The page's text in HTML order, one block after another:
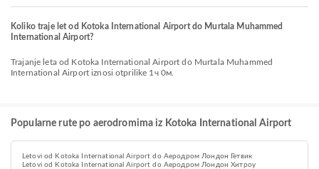
Koliko traje let od Kotoka International Airport do Murtala Muhammed
International Airport?
Trajanje leta od Kotoka International Airport do Murtala Muhammed
International Airport iznosi otprilike 1ч 0м.
Popularne rute po aerodromima iz Kotoka International Airport
Letovi od Kotoka International Airport do Аеродром Лондон Гетвик
Letovi od Kotoka International Airport do Аеродром Лондон Хитроу